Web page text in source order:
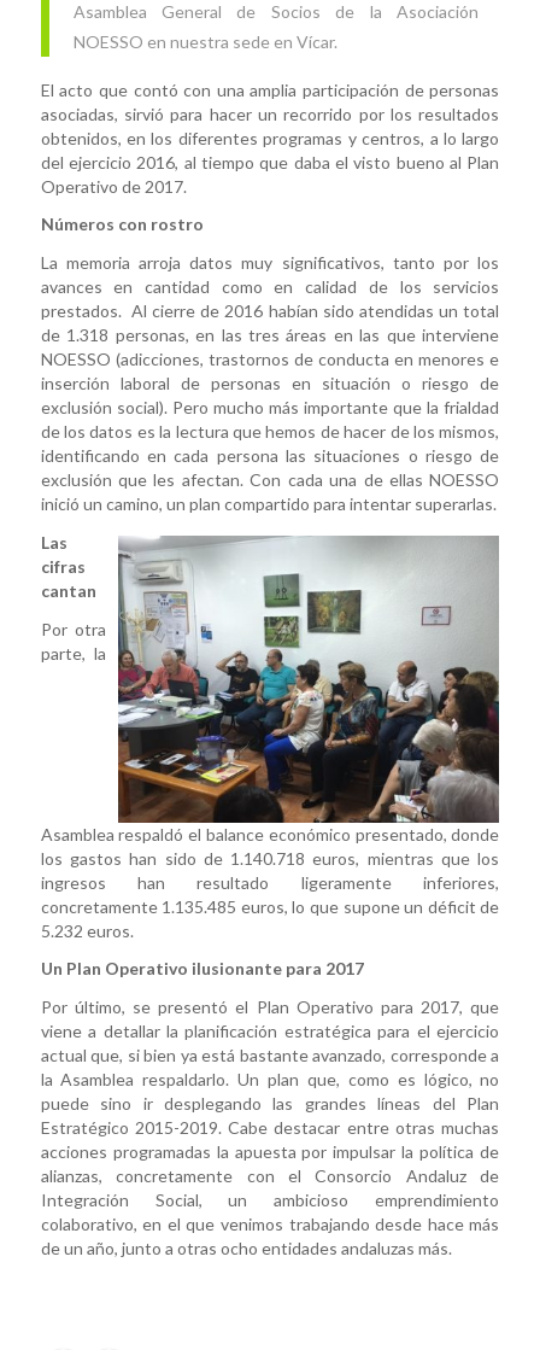
Asamblea General de Socios de la Asociación
NOESSO en nuestra sede en Vícar.
El acto que contó con una amplia participación de personas
asociadas, sirvió para hacer un recorrido por los resultados
obtenidos, en los diferentes programas y centros, a lo largo
del ejercicio 2016, al tiempo que daba el visto bueno al Plan
Operativo de 2017.
Números con rostro
La memoria arroja datos muy significativos, tanto por los
avances en cantidad como en calidad de los servicios
prestados. Al cierre de 2016 habían sido atendidas un total
de 1.318 personas, en las tres áreas en las que interviene
NOESSO (adicciones, trastornos de conducta en menores e
inserción laboral de personas en situación o riesgo de
exclusión social). Pero mucho más importante que la frialdad
de los datos es la lectura que hemos de hacer de los mismos,
identificando en cada persona las situaciones o riesgo de
exclusión que les afectan. Con cada una de ellas NOESSO
inició un camino, un plan compartido para intentar superarlas.
Las
cifras
cantan
Por otra
parte, la
Asamblea respaldó el balance económico presentado, donde
los gastos han sido de 1.140.718 euros, mientras que los
ingresos han resultado ligeramente inferiores,
concretamente 1.135.485 euros, lo que supone un déficit de
5.232 euros.
Un Plan Operativo ilusionante para 2017
Por último, se presentó el Plan Operativo para 2017, que
viene a detallar la planificación estratégica para el ejercicio
actual que, si bien ya está bastante avanzado, corresponde a
la Asamblea respaldarlo. Un plan que, como es lógico, no
puede sino ir desplegando las grandes líneas del Plan
Estratégico 2015-2019. Cabe destacar entre otras muchas
acciones programadas la apuesta por impulsar la política de
alianzas, concretamente con el Consorcio Andaluz de
Integración Social, un ambicioso emprendimiento
colaborativo, en el que venimos trabajando desde hace más
de un año, junto a otras ocho entidades andaluzas más.